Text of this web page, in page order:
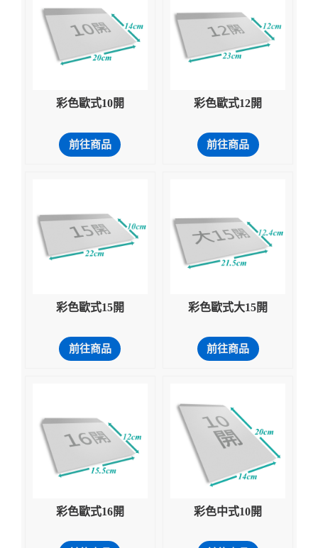
彩色歐式10開
前往商品
彩色歐式12開
前往商品
彩色歐式15開
前往商品
彩色歐式大15開
前往商品
彩色歐式16開 彩色中式10開